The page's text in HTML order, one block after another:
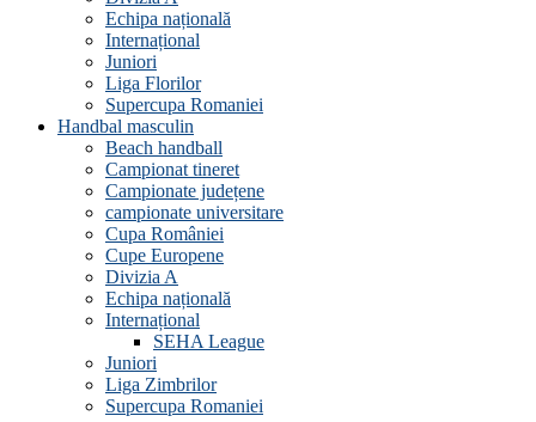
Echipa națională
Internațional
Juniori
Liga Florilor
Supercupa Romaniei
Handbal masculin
Beach handball
Campionat tineret
Campionate județene
campionate universitare
Cupa României
Cupe Europene
Divizia A
Echipa națională
Internațional
SEHA League
Juniori
Liga Zimbrilor
Supercupa Romaniei